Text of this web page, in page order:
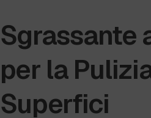
Sgrassante
per la
Superfici